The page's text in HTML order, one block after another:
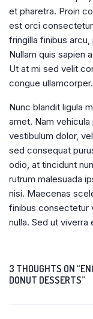
et pharetra. Proin
est orci
fringilla finibus
Nullam quis sapien
Ut at mi sed velit
congue ullamcorper.
Nunc blandit ligula
amet. Nam
vestibulum dolor,
sed consequat
odio, at tincidunt
rutrum malesuada
nisi. Maecenas
finibus consectetur
nulla. Sed ut viverra
3 THOUGHTS ON
DONUT DESSERTS”